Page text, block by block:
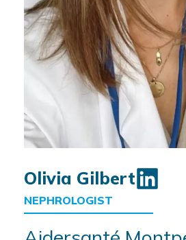
Olivia Gilbert
NEPHROLOGIST